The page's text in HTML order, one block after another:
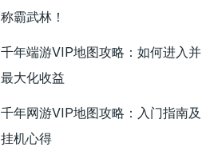
称霸武林！
千年端游VIP地图攻略：如何进入并
最大化收益
千年网游VIP地图攻略：入门指南及
挂机心得